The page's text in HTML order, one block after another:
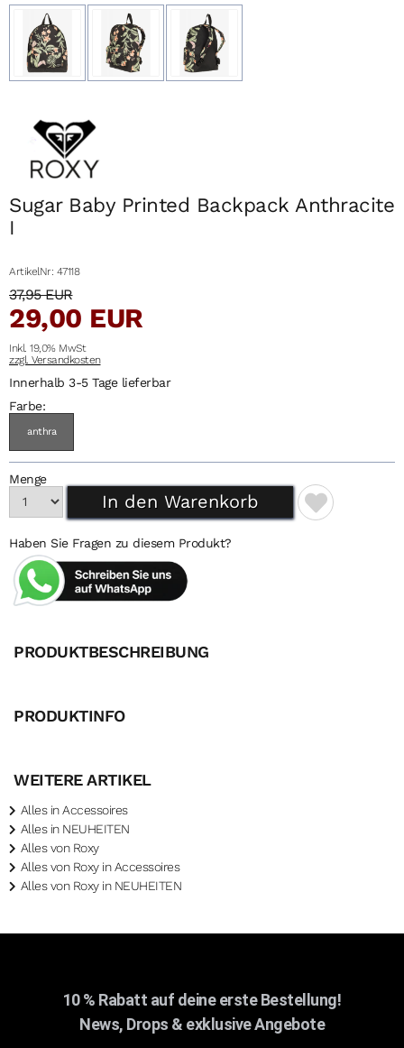
Sugar Baby Printed Backpack Anthracite
I
ArtikelNr: 47118
37,95 EUR
29,00 EUR
Inkl. 19,0% MwSt
zzgl. Versandkosten
Innerhalb 3-5 Tage lieferbar
Farbe:
anthra
Menge
Haben Sie Fragen zu diesem Produkt?
PRODUKTBESCHREIBUNG
PRODUKTINFO
WEITERE ARTIKEL
Alles in Accessoires
Alles in NEUHEITEN
Alles von Roxy
Alles von Roxy in Accessoires
Alles von Roxy in NEUHEITEN
10 % Rabatt auf deine erste Bestellung!
News, Drops & exklusive Angebote